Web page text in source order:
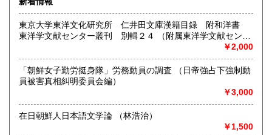
熊本県 600円 大分県 600円
宮崎県 600円 鹿児島県 600円
沖縄県 1,500円
沿線名：JR/近鉄/地下鉄
最寄駅：鶴橋駅(南へ3分) JRガード下
営業時間：PM1〜PM7 【年末年始休業期間】 2025年12
月30日(火)～ 2026年1月4日(日) 【営業再開日】 2026年1月5
日(月)より、通常営業いたします。 休業期間中も、「日本の
古本屋」他メールでのご注文は受け付けております。
定休日：定休日 毎週水曜日休みます。
買取大歓迎
東京大学東洋文化研究所 仁井田文庫漢籍目録 附和洋書
東洋学文献センター叢刊 別輯２４ （附属東洋学文献センタ
￥2,000
「朝鮮女子勤労挺身隊」労務動員の調査 （日帝強占下強制動
員被害真相糾明委員会編）
￥3,000
在日朝鮮人日本語文学論 （林浩治）
￥1,500